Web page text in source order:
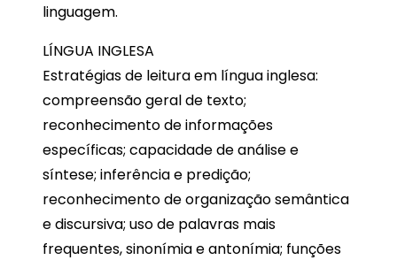
linguagem.
LÍNGUA INGLESA
Estratégias de leitura em língua inglesa:
compreensão geral de texto;
reconhecimento de informações
específicas; capacidade de análise e
síntese; inferência e predição;
reconhecimento de organização semântica
e discursiva; uso de palavras mais
frequentes, sinonímia e antonímia; funções